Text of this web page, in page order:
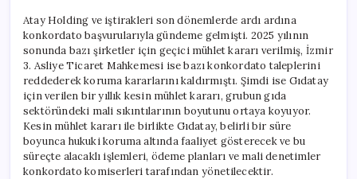
Atay Holding ve iştirakleri son dönemlerde ardı ardına
konkordato başvurularıyla gündeme gelmişti. 2025 yılının
sonunda bazı şirketler için geçici mühlet kararı verilmiş, İzmir
3. Asliye Ticaret Mahkemesi ise bazı konkordato taleplerini
reddederek koruma kararlarını kaldırmıştı. Şimdi ise Gıdatay
için verilen bir yıllık kesin mühlet kararı, grubun gıda
sektöründeki mali sıkıntılarının boyutunu ortaya koyuyor.
Kesin mühlet kararı ile birlikte Gıdatay, belirli bir süre
boyunca hukuki koruma altında faaliyet gösterecek ve bu
süreçte alacaklı işlemleri, ödeme planları ve mali denetimler
konkordato komiserleri tarafından yönetilecektir.